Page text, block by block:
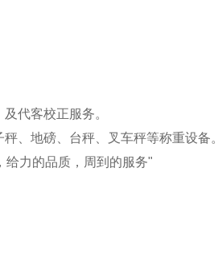
代客校正服务。
、地磅、台秤、叉车秤等称重设备。
给力的品质，周到的服务"